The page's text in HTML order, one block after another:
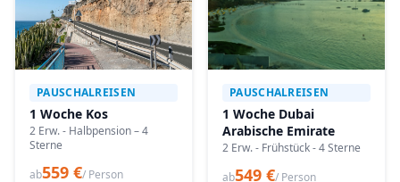
PAUSCHALREISEN
1 Woche Kos
2 Erw. - Halbpension – 4
Sterne
ab559 €/ Person
PAUSCHALREISEN
1 Woche Dubai
Arabische Emirate
2 Erw. - Frühstück - 4 Sterne
ab549 €/ Person